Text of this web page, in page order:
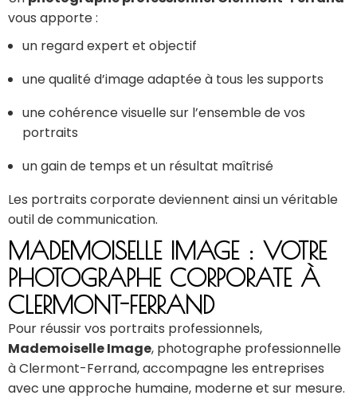
vous apporte :
un regard expert et objectif
une qualité d’image adaptée à tous les supports
une cohérence visuelle sur l’ensemble de vos
portraits
un gain de temps et un résultat maîtrisé
Les portraits corporate deviennent ainsi un véritable
outil de communication.
MADEMOISELLE IMAGE : VOTRE
PHOTOGRAPHE CORPORATE À
CLERMONT-FERRAND
Pour réussir vos portraits professionnels,
Mademoiselle Image, photographe professionnelle
à Clermont-Ferrand, accompagne les entreprises
avec une approche humaine, moderne et sur mesure.